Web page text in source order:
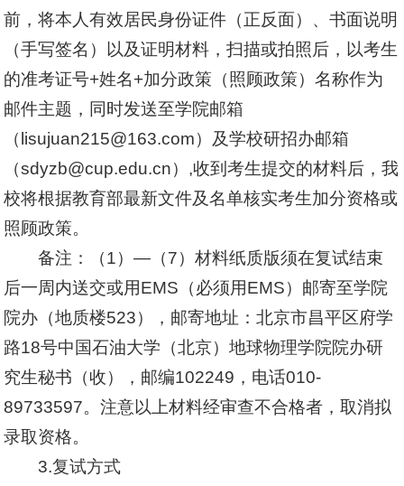
前，将本人有效居民身份证件（正反面）、书面说明
（手写签名）以及证明材料，扫描或拍照后，以考生
的准考证号+姓名+加分政策（照顾政策）名称作为
邮件主题，同时发送至学院邮箱
（lisujuan215@163.com）及学校研招办邮箱
（sdyzb@cup.edu.cn）,收到考生提交的材料后，我
校将根据教育部最新文件及名单核实考生加分资格或
照顾政策。
备注：（1）—（7）材料纸质版须在复试结束
后一周内送交或用EMS（必须用EMS）邮寄至学院
院办（地质楼523），邮寄地址：北京市昌平区府学
路18号中国石油大学（北京）地球物理学院院办研
究生秘书（收），邮编102249，电话010-
89733597。注意以上材料经审查不合格者，取消拟
录取资格。
3.复试方式